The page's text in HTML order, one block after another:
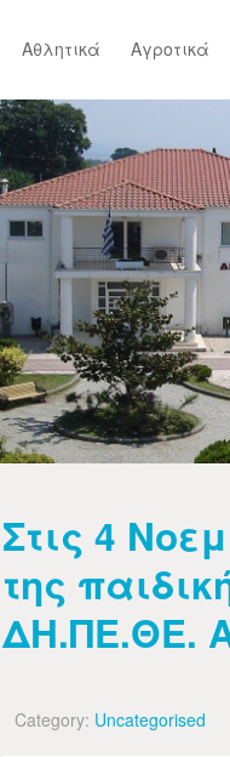
Αθλητικά Αγροτικά
Στις 4
της
ΔΗ.ΠΕ.ΘΕ.
Category: Uncategorised